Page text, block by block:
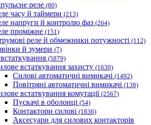
реле (80)
часу й таймери (213)
напруги й контролю фаз (264)
проміжне (151)
реле й обмежники потужності (112)
й зумери (7)
(5879)
встаткування захисту (1630)
Силові автоматичні вимикачі (1492)
Повітряні автоматичні вимикачі (138)
встаткування комутації (2567)
Пускачі в оболонці (54)
Контактори силові (1836)
Аксесуари для силових контакторів